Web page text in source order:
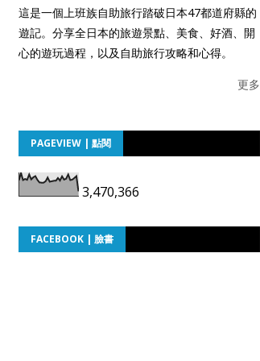
這是一個上班族自助旅行踏破日本47都道府縣的
遊記。分享全日本的旅遊景點、美食、好酒、開
心的遊玩過程，以及自助旅行攻略和心得。
更多
PAGEVIEW | 點閱
3,470,366
FACEBOOK | 臉書